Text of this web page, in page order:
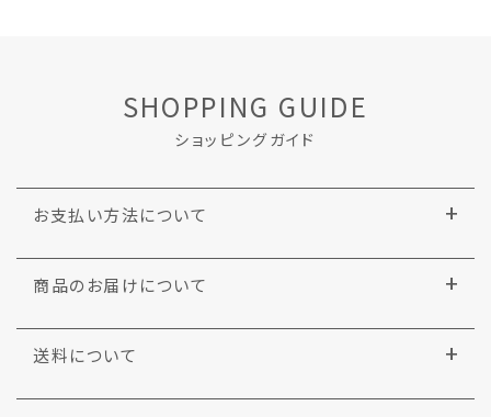
SHOPPING GUIDE
ショッピングガイド
お支払い方法について
商品のお届けについて
送料について